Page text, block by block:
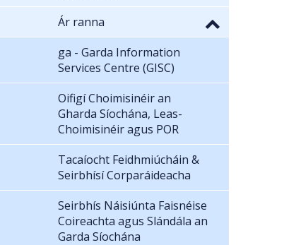
Ár ranna
ga - Garda Information
Services Centre (GISC)
Oifigí Choimisinéir an
Gharda Síochána, Leas-
Choimisinéir agus POR
Tacaíocht Feidhmiúcháin &
Seirbhísí Corparáideacha
Seirbhís Náisiúnta Faisnéise
Coireachta agus Slándála an
Garda Síochána